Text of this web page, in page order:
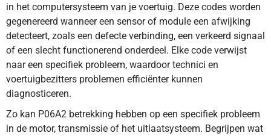
in het computersysteem van je voertuig. Deze codes worden
gegenereerd wanneer een sensor of module een afwijking
detecteert, zoals een defecte verbinding, een verkeerd signaal
of een slecht functionerend onderdeel. Elke code verwijst
naar een specifiek probleem, waardoor technici en
voertuigbezitters problemen efficiënter kunnen
diagnosticeren.
Zo kan P06A2 betrekking hebben op een specifiek probleem
in de motor, transmissie of het uitlaatsysteem. Begrijpen wat